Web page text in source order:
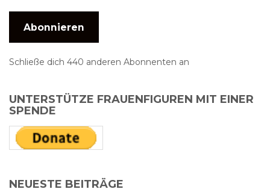
Abonnieren
Schließe dich 440 anderen Abonnenten an
UNTERSTÜTZE FRAUENFIGUREN MIT EINER
SPENDE
NEUESTE BEITRÄGE